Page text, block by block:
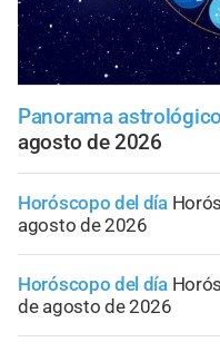
Panorama astrológico
agosto de 2026
Horóscopo del día
agosto de 2026
Horóscopo del día
de agosto de 2026